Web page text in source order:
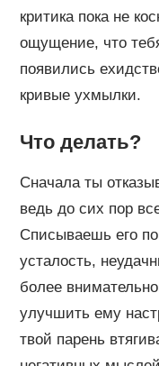
критика пока не
ощущение, что
появились
кривые ухмылки.
Что делать?
Сначала ты
ведь до сих пор
Списываешь его
усталость,
более
улучшить ему
твой парень